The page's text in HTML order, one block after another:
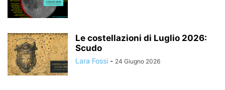
Le costellazioni di Luglio 2026:
Scudo
Lara Fossi - 24 Giugno 2026